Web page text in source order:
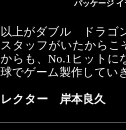
パッケージ イ
以上がダブル ドラゴ
スタッフがいたからこ
からも、No.1ヒットに
球でゲーム製作してい
レクター 岸本良久